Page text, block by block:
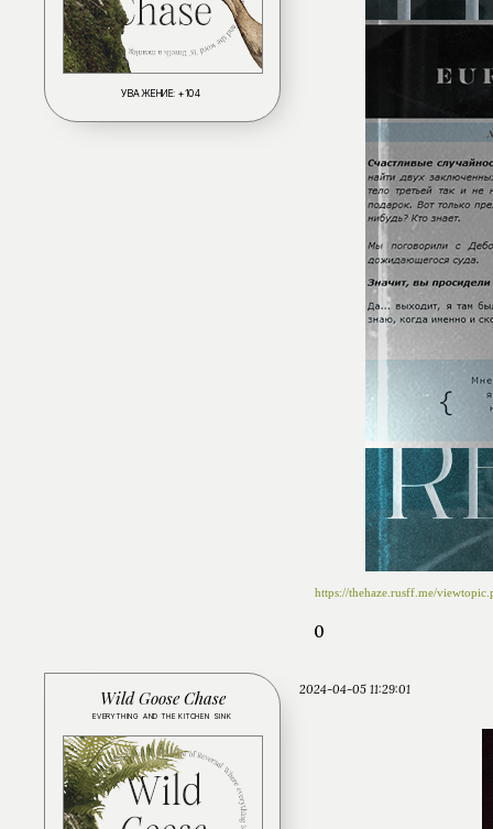
УВАЖЕНИЕ: +104
https://thehaze.rusff.me/
0
2024-04-05 11:29:01
Wild Goose Chase
EVERYTHING AND THE KITCHEN SINK